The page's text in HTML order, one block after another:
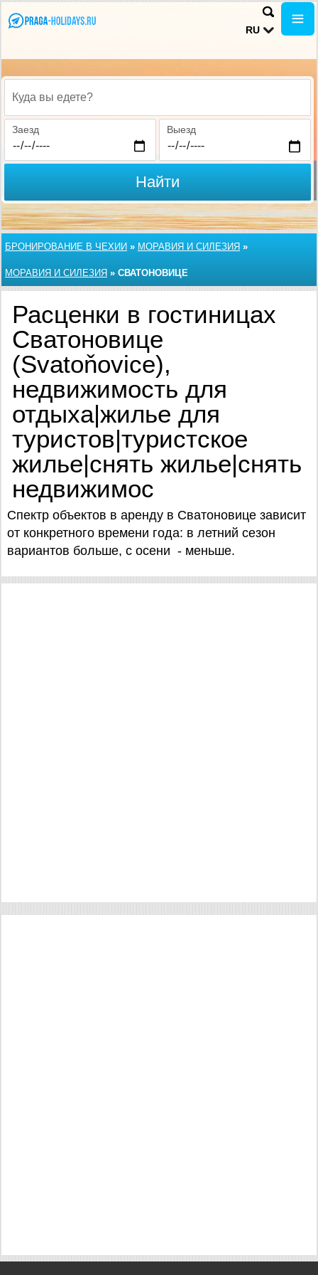
RU
Куда вы едете?
Заезд Выезд
Найти
БРОНИРОВАНИЕ В ЧЕХИИ » МОРАВИЯ И СИЛЕЗИЯ »
МОРАВИЯ И СИЛЕЗИЯ » СВАТОНОВИЦЕ
Расценки в гостиницах
Сватоновице
(Svatoňovice),
недвижимость для
отдыха|жилье для
туристов|туристское
жилье|снять жилье|снять
недвижимос
Спектр объектов в аренду в Сватоновице зависит
от конкретного времени года: в летний сезон
вариантов больше, с осени - меньше.